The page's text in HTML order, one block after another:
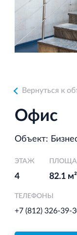
Аренда
и
Несъёмная
Проектный
Вернуться к
Офис
Объект:
ЭТАЖ
4 82.1 м²
ТЕЛЕФОНЫ
+7 (812) 326-39-